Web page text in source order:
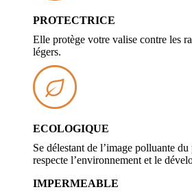
PROTECTRICE
Elle protège votre valise contre les
légers.
ECOLOGIQUE
Se délestant de l’image polluante
respecte l’environnement et le
IMPERMEABLE